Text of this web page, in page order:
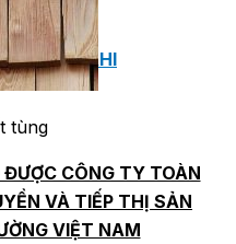
DECRA AHI
tùng
CÔNG TY TOÀN
VÀ TIẾP THỊ SẢN
VIỆT NAM